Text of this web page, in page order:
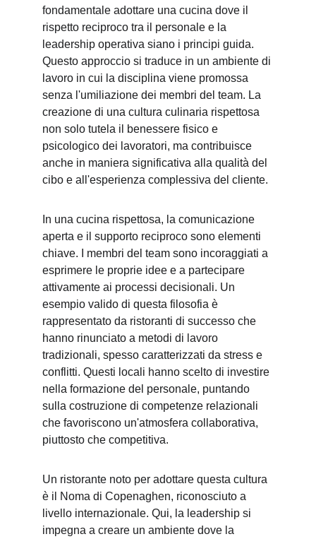
fondamentale adottare una cucina dove il
rispetto reciproco tra il personale e la
leadership operativa siano i principi guida.
Questo approccio si traduce in un ambiente di
lavoro in cui la disciplina viene promossa
senza l'umiliazione dei membri del team. La
creazione di una cultura culinaria rispettosa
non solo tutela il benessere fisico e
psicologico dei lavoratori, ma contribuisce
anche in maniera significativa alla qualità del
cibo e all'esperienza complessiva del cliente.
In una cucina rispettosa, la comunicazione
aperta e il supporto reciproco sono elementi
chiave. I membri del team sono incoraggiati a
esprimere le proprie idee e a partecipare
attivamente ai processi decisionali. Un
esempio valido di questa filosofia è
rappresentato da ristoranti di successo che
hanno rinunciato a metodi di lavoro
tradizionali, spesso caratterizzati da stress e
conflitti. Questi locali hanno scelto di investire
nella formazione del personale, puntando
sulla costruzione di competenze relazionali
che favoriscono un'atmosfera collaborativa,
piuttosto che competitiva.
Un ristorante noto per adottare questa cultura
è il Noma di Copenaghen, riconosciuto a
livello internazionale. Qui, la leadership si
impegna a creare un ambiente dove la